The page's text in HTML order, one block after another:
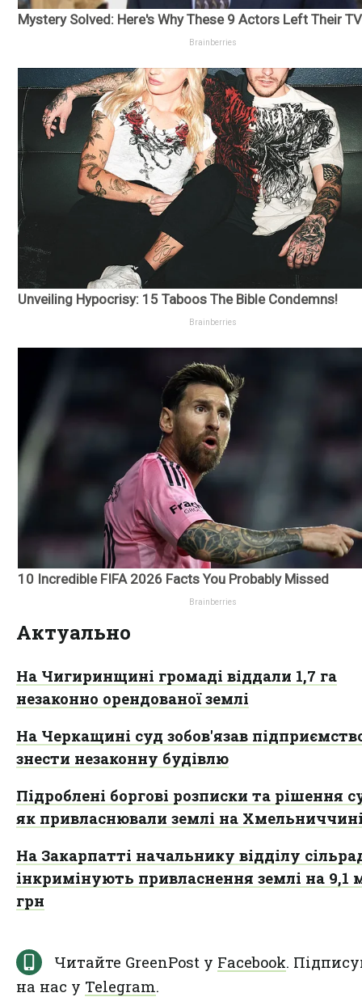
Актуально
На Чигиринщині громаді віддали 1,7 га
незаконно орендованої землі
На Черкащині суд зобов'язав
знести незаконну будівлю
Підроблені боргові розписки та рішення
як привласнювали землі на
На Закарпатті начальнику відділу
інкримінують привласнення землі на 9,1
грн
Читайте GreenPost у Facebook.
на нас у Telegram.